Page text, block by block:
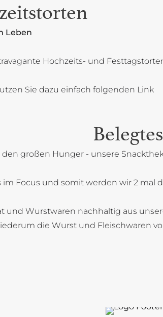
Leben
Hochzeits- und
Sie dazu einfach folgenden Link
großen Hunger - unsere
Focus und somit werden wir 2 mal
und Wurstwaren nachhaltig aus
die Wurst und Fleischwaren